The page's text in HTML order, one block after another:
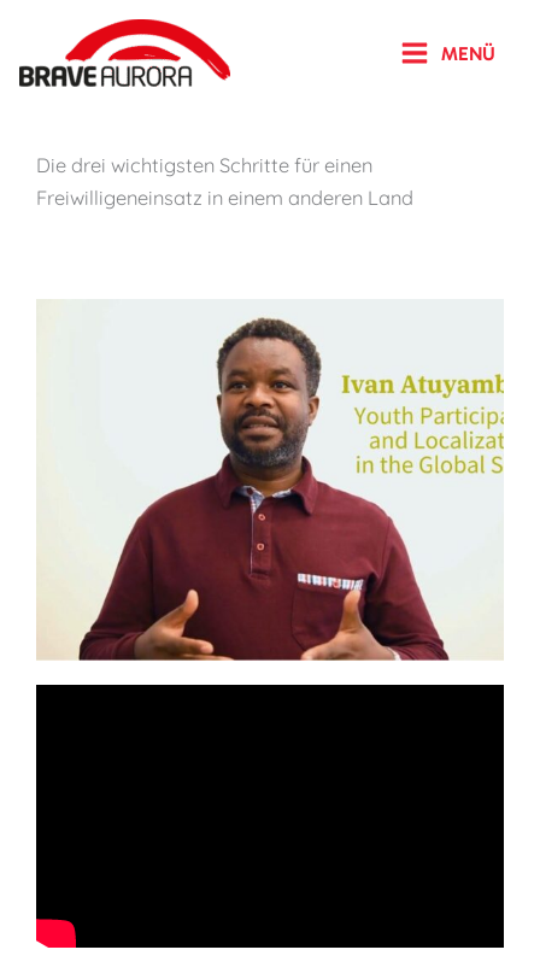
springen
MENÜ
Die drei wichtigsten Schritte für einen
Freiwilligeneinsatz in einem anderen Land